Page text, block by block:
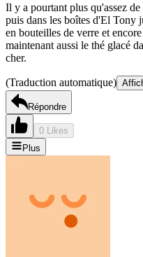
Il y a pourtant plus qu'assez
puis dans les boîtes d'El Tony
en bouteilles de verre et
maintenant aussi le thé glacé
cher.
(Traduction automatique)
Répondre
0 Likes
Plus